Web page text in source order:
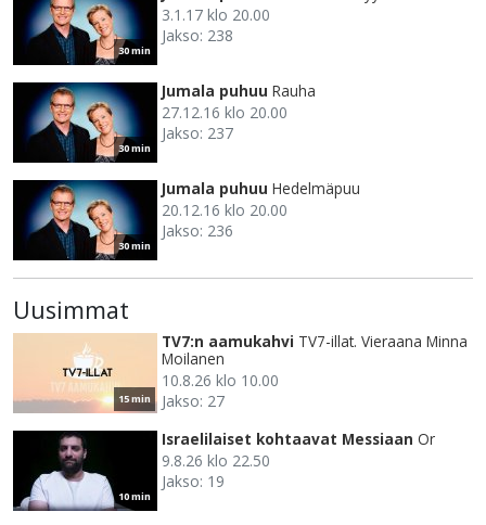
30 min
3.1.17 klo 20.00
Jakso: 238
30 min
Jumala puhuu Rauha
27.12.16 klo 20.00
Jakso: 237
30 min
Jumala puhuu Hedelmäpuu
20.12.16 klo 20.00
Jakso: 236
Uusimmat
15 min
TV7:n aamukahvi TV7-illat. Vieraana Minna
Moilanen
10.8.26 klo 10.00
Jakso: 27
10 min
Israelilaiset kohtaavat Messiaan Or
9.8.26 klo 22.50
Jakso: 19